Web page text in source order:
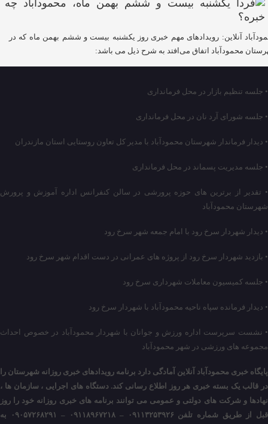
آنلاین: رویدادهای مهم خبری روز یکشنبه بیست و ششم بهمن ماه که در
محمودآباد اتفاق می‌افتد به شرح ذیل می باشد:
• جلسه تنظیم بازار در محل فرمانداری
• جلسه شورای آرد نان در محل فرمانداری
• دیدار فرماندار شهرستان محمودآباد با مدیر کل تعاون روستایی استان مازندران
• جلسه مدیریت پسماند در محل فرمانداری
• تقدیر از برترین های حوزه پرورشی در سالن کنفرانس اداره آموزش و پرورش
شهرستان محمودآباد
• دیدار شهردار سرخ رود با امام جمعه شهر سرخ رود
• بازدید شهردار سرخ رود از پروژه های عمرانی در دست اقدام شهر سرخ رود
• جلسه کمیسیون معاملات شهرداری سرخ رود
• دیدار فرمانده سپاه ناحیه محمودآباد با شهردار سرخ رود
• نشست سرپرست اداره ورزش و جوانان با شهردار محمودآباد در خصوص احداث
مجموعه های ورزشی در شهر محمودآباد
پایگاه خبری محمودآباد آنلاین آمادگی دارد برنامه رویدادهای خبری روزانه شهرستان را
در قالب یک بسته خبری هر روز اطلاع رسانی کند. دستگاه های اجرایی ، سازمان ها ،
نهادها و شرکت های دولتی و عمومی می توانند برنامه های خبری روزانه خود را روز
قبل از طریق شماره تلفن ۰۹۱۱۳۲۵۳۹۲۶ – ۰۹۱۱۸۹۶۷۲۱۸ – ۰۹۰۵۷۲۶۸۲۹۱ به